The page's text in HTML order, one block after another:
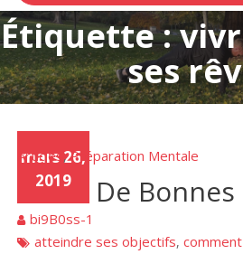
Étiquette :
ses
mars 26,
2019
Articles ,Préparation Mentale
Créer De
bi9B0ss-1
atteindre ses objectifs,